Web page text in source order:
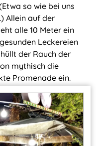
so wie bei uns
Allein auf der
alle 10 Meter ein
Leckereien
der Rauch der
mythisch die
Promenade ein.